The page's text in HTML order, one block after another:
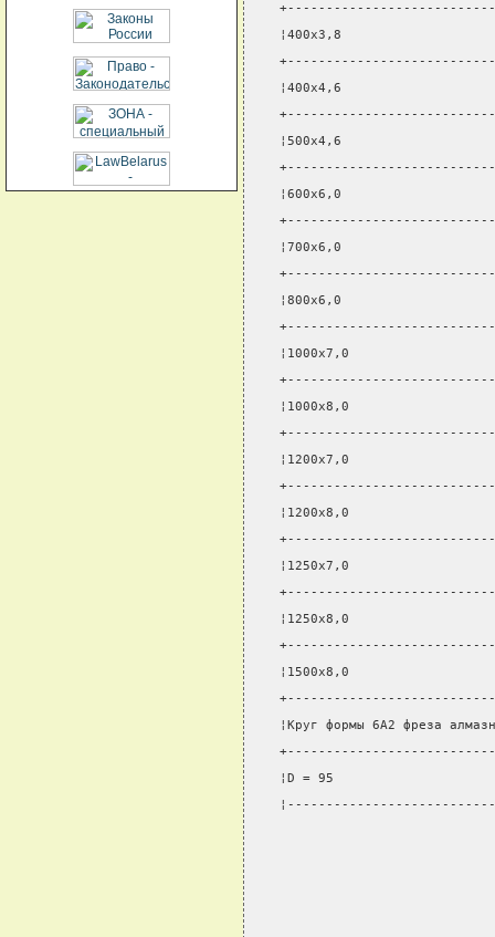
¦400x3,8
¦400x4,6
¦500x4,6
¦600x6,0
¦700x6,0
¦800x6,0
¦1000x7,0
¦1000x8,0
¦1200x7,0
¦1200x8,0
¦1250x7,0
¦1250x8,0
¦1500x8,0
¦Круг формы 6А2
¦D = 95